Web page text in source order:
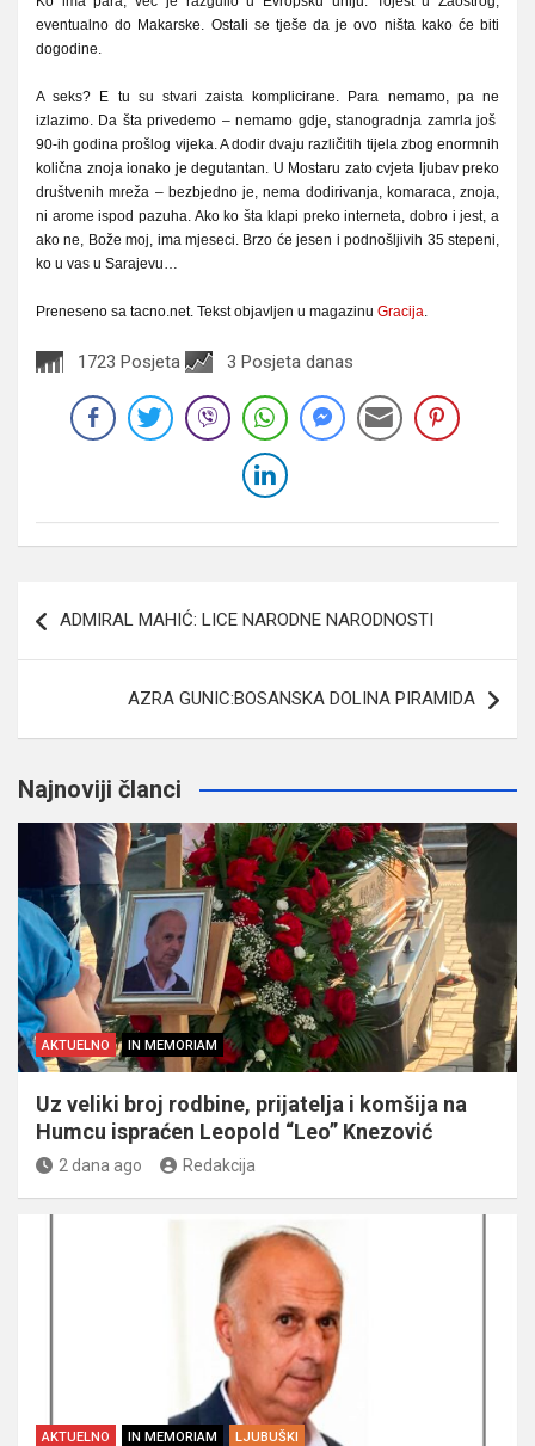
eventualno do Makarske. Ostali se tješe da je ovo ništa kako će biti
dogodine.
A seks? E tu su stvari zaista komplicirane. Para nemamo, pa ne
izlazimo. Da šta privedemo – nemamo gdje, stanogradnja zamrla još
90-ih godina prošlog vijeka. A dodir dvaju različitih tijela zbog enormnih
količna znoja ionako je degutantan. U Mostaru zato cvjeta ljubav preko
društvenih mreža – bezbjedno je, nema dodirivanja, komaraca, znoja,
ni arome ispod pazuha. Ako ko šta klapi preko interneta, dobro i jest, a
ako ne, Bože moj, ima mjeseci. Brzo će jesen i podnošljivih 35 stepeni,
ko u vas u Sarajevu…
Preneseno sa tacno.net. Tekst objavljen u magazinu Gracija
1723 Posjeta 3 Posjeta danas
članaka
ADMIRAL MAHIĆ: LICE NARODNE NARODNOSTI
AZRA GUNIC:BOSANSKA DOLINA PIRAMIDA
Najnoviji članci
AKTUELNO IN MEMORIAM
Uz veliki broj rodbine, prijatelja i komšija na
Humcu ispraćen Leopold “Leo” Knezović
2 dana ago Redakcija
AKTUELNO IN MEMORIAM LJUBUŠKI